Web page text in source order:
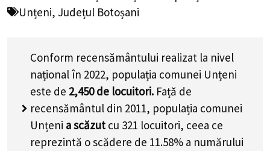
Unțeni, Județul Botoșani
Conform recensământului realizat la nivel
național în 2022, populația comunei Unțeni
este de 2,450de locuitori. Față de
recensământul din 2011, populația comunei
Unțeni a scăzut cu 321 locuitori, ceea ce
reprezintă o scădere de 11.58% a numărului